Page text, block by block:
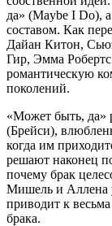
да» (Maybe I Do),
составом. Как
Дайан Китон,
Гир, Эмма
романтическую
поколений.
«Может быть, да»
(Брейси),
когда им
решают наконец
почему брак
Мишель и Аллена
приводит к
брака.